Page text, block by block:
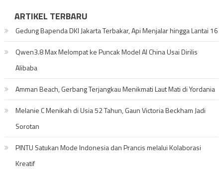
ARTIKEL TERBARU
Gedung Bapenda DKI Jakarta Terbakar, Api Menjalar hingga Lantai 16
Qwen3.8 Max Melompat ke Puncak Model AI China Usai Dirilis
Alibaba
Amman Beach, Gerbang Terjangkau Menikmati Laut Mati di Yordania
Melanie C Menikah di Usia 52 Tahun, Gaun Victoria Beckham Jadi
Sorotan
PINTU Satukan Mode Indonesia dan Prancis melalui Kolaborasi
Kreatif